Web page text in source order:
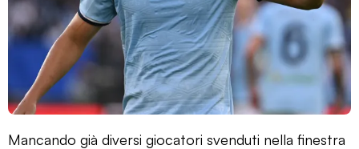
Mancando già diversi giocatori svenduti nella finestra